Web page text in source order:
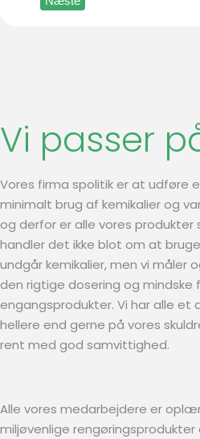
Vi passer
Vores firma spolitik er at udføre
minimalt brug af kemikalier og
og derfor er alle vores produkter
handler det ikke blot om at
undgår kemikalier, men vi måler
den rigtige dosering og mindske
engangsprodukter. Vi har alle et
hellere end gerne på vores
rent med god samvittighed.
Alle vores medarbejdere er
miljøvenlige